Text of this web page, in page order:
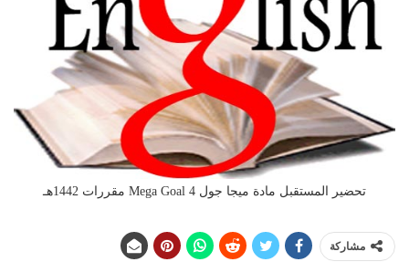
تحضير المستقبل مادة ميجا جول Mega Goal 4 مقررات 1442هـ
مشاركة